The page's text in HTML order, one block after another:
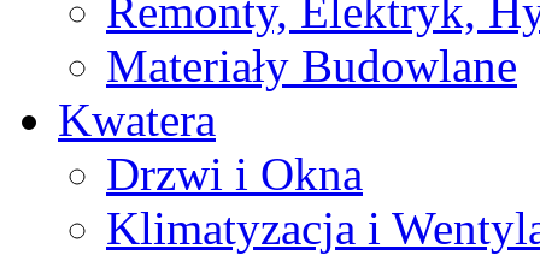
Remonty, Elektryk,
Materiały Budowlane
Kwatera
Drzwi i Okna
Klimatyzacja i